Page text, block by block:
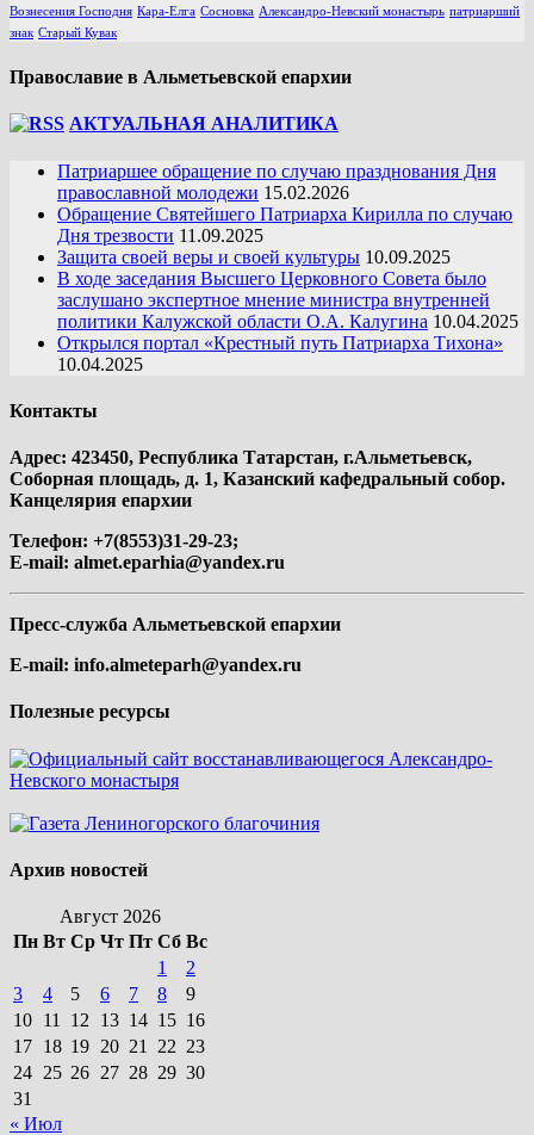
Вознесения Господня Кара-Елга Сосновка Александро-Невский монастырь патриарший
знак Старый Кувак
Православие в Альметьевской епархии
АКТУАЛЬНАЯ АНАЛИТИКА
Патриаршее обращение по случаю празднования Дня
православной молодежи 15.02.2026
Обращение Святейшего Патриарха Кирилла по случаю
Дня трезвости 11.09.2025
Защита своей веры и своей культуры 10.09.2025
В ходе заседания Высшего Церковного Совета было
заслушано экспертное мнение министра внутренней
политики Калужской области О.А. Калугина 10.04.2025
Открылся портал «Крестный путь Патриарха Тихона»
10.04.2025
Контакты
Адрес: 423450, Республика Татарстан, г.Альметьевск,
Соборная площадь, д. 1, Казанский кафедральный собор.
Канцелярия епархии
Телефон: +7(8553)31-29-23;
E-mail: almet.eparhia@yandex.ru
Пресс-служба Альметьевской епархии
E-mail: info.almeteparh@yandex.ru
Полезные ресурсы
Архив новостей
Август 2026
Пн Вт Ср Чт Пт Сб Вс
1
2
3
4 5 6 7 8
9
10 11 12 13 14 15 16
17 18 19 20 21 22 23
24 25 26 27 28 29 30
31
« Июл